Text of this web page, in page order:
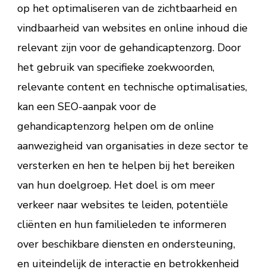
op het optimaliseren van de zichtbaarheid en
vindbaarheid van websites en online inhoud die
relevant zijn voor de gehandicaptenzorg. Door
het gebruik van specifieke zoekwoorden,
relevante content en technische optimalisaties,
kan een SEO-aanpak voor de
gehandicaptenzorg helpen om de online
aanwezigheid van organisaties in deze sector te
versterken en hen te helpen bij het bereiken
van hun doelgroep. Het doel is om meer
verkeer naar websites te leiden, potentiële
cliënten en hun familieleden te informeren
over beschikbare diensten en ondersteuning,
en uiteindelijk de interactie en betrokkenheid